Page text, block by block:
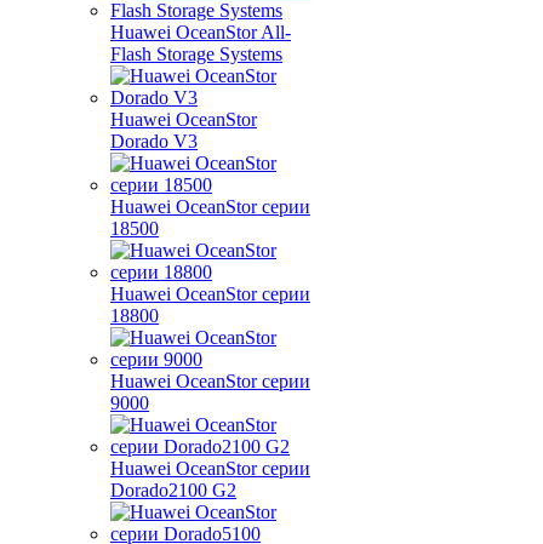
Huawei OceanStor All-
Flash Storage Systems
Huawei OceanStor
Dorado V3
Huawei OceanStor серии
18500
Huawei OceanStor серии
18800
Huawei OceanStor серии
9000
Huawei OceanStor серии
Dorado2100 G2